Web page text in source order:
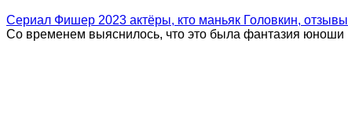
Сериал Фишер 2023 актёры, кто маньяк Головкин, отзывы
Со временем выяснилось, что это была фантазия юноши